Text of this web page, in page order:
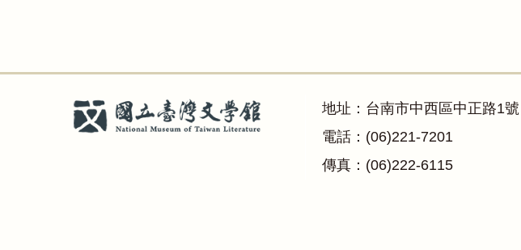
地址：台南市中西區中正路1號
電話：(06)221-7201
傳真：(06)222-6115